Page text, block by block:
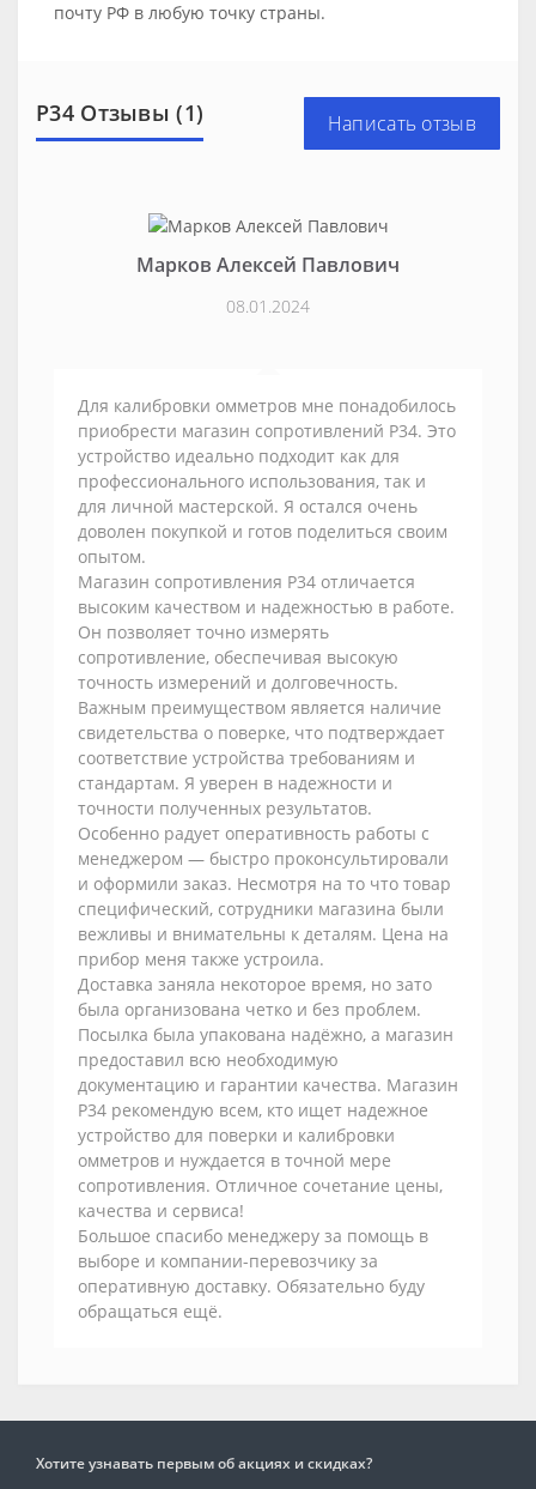
почту РФ в любую точку страны.
Р34 Отзывы (1) Написать отзыв
Марков Алексей Павлович
08.01.2024
Для калибровки омметров мне понадобилось
приобрести магазин сопротивлений Р34. Это
устройство идеально подходит как для
профессионального использования, так и
для личной мастерской. Я остался очень
доволен покупкой и готов поделиться своим
опытом.
Магазин сопротивления Р34 отличается
высоким качеством и надежностью в работе.
Он позволяет точно измерять
сопротивление, обеспечивая высокую
точность измерений и долговечность.
Важным преимуществом является наличие
свидетельства о поверке, что подтверждает
соответствие устройства требованиям и
стандартам. Я уверен в надежности и
точности полученных результатов.
Особенно радует оперативность работы с
менеджером — быстро проконсультировали
и оформили заказ. Несмотря на то что товар
специфический, сотрудники магазина были
вежливы и внимательны к деталям. Цена на
прибор меня также устроила.
Доставка заняла некоторое время, но зато
была организована четко и без проблем.
Посылка была упакована надёжно, а магазин
предоставил всю необходимую
документацию и гарантии качества. Магазин
Р34 рекомендую всем, кто ищет надежное
устройство для поверки и калибровки
омметров и нуждается в точной мере
сопротивления. Отличное сочетание цены,
качества и сервиса!
Большое спасибо менеджеру за помощь в
выборе и компании-перевозчику за
оперативную доставку. Обязательно буду
обращаться ещё.
Хотите узнавать первым об акциях и скидках?